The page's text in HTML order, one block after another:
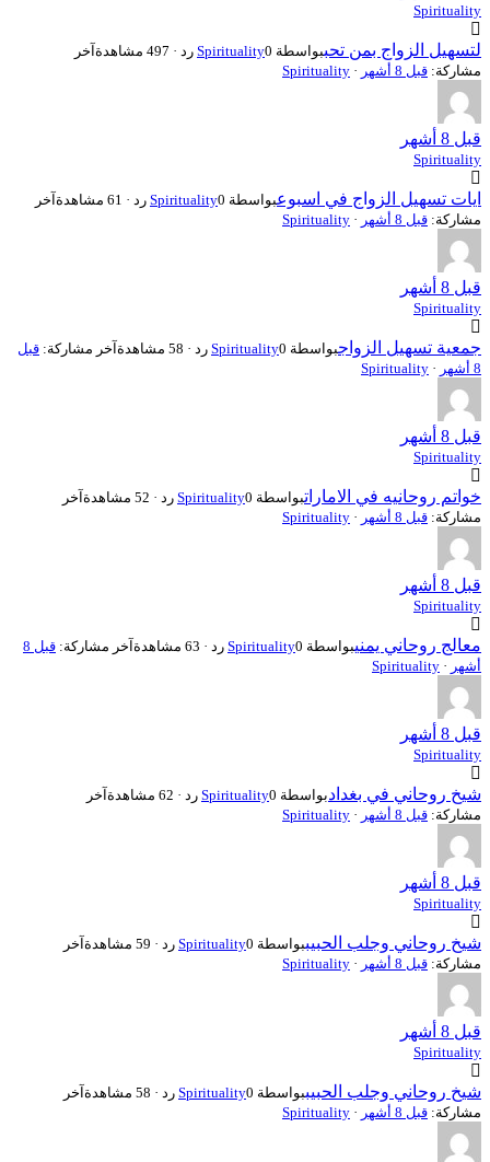
Spirituality
لتسهيل الزواج بمن تحببواسطة Spirituality0 رد · 497 مشاهدة
آخر
مشاركة: قبل 8 أشهر ·
Spirituality
قبل 8 أشهر
Spirituality
ايات تسهيل الزواج في اسبوعبواسطة Spirituality0 رد · 61 مشاهدة
آخر
مشاركة: قبل 8 أشهر ·
Spirituality
قبل 8 أشهر
Spirituality
جمعية تسهيل الزواجبواسطة Spirituality0 رد · 58 مشاهدة آخر مشاركة: قبل
8 أشهر
·
Spirituality
قبل 8 أشهر
Spirituality
خواتم روحانيه في الاماراتبواسطة Spirituality0 رد · 52 مشاهدة
آخر
مشاركة: قبل 8 أشهر ·
Spirituality
قبل 8 أشهر
Spirituality
معالج روحاني يمنيبواسطة Spirituality0 رد · 63 مشاهدة آخر مشاركة:
قبل 8
أشهر ·
Spirituality
قبل 8 أشهر
Spirituality
شيخ روحاني في بغدادبواسطة Spirituality0 رد · 62 مشاهدة
آخر
مشاركة: قبل 8 أشهر ·
Spirituality
قبل 8 أشهر
Spirituality
شيخ روحاني وجلب الحبيببواسطة Spirituality0 رد · 59 مشاهدة
آخر
مشاركة: قبل 8 أشهر ·
Spirituality
قبل 8 أشهر
Spirituality
شيخ روحاني وجلب الحبيببواسطة Spirituality0 رد · 58 مشاهدة
آخر
مشاركة: قبل 8 أشهر ·
Spirituality